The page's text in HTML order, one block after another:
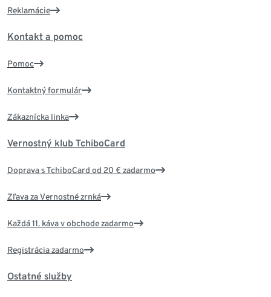
Reklamácie
Kontakt a pomoc
Pomoc
Kontaktný formulár
Zákaznícka linka
Vernostný klub TchiboCard
Doprava s TchiboCard od 20 € zadarmo
Zľava za Vernostné zrnká
Každá 11. káva v obchode zadarmo
Registrácia zadarmo
Ostatné služby